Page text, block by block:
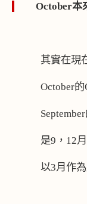
October本
其實在現
October的
September
是9 ， 12月
以3月作